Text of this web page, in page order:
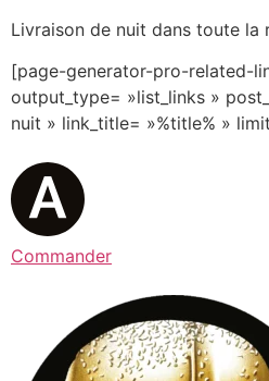
Livraison de nuit dans toute la
[page-generator-pro-related-
output_type= »list_links »
nuit » link_title= »%title% »
Commander